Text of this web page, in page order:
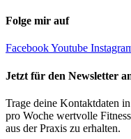
Folge mir auf
FacebookYoutube
Jetzt für den Newsletter
Trage deine Kontaktdaten
pro Woche wertvolle
aus der Praxis zu erhalten.